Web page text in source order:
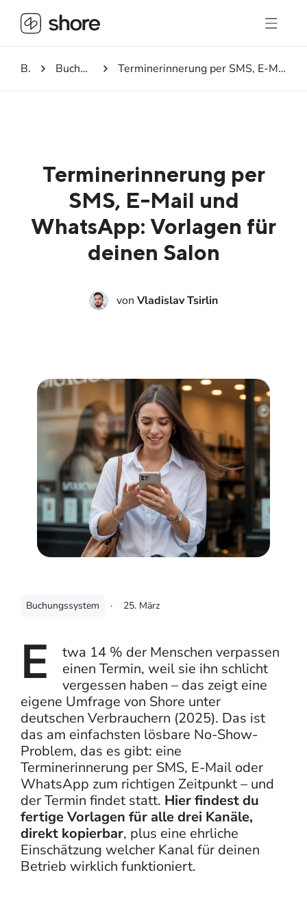
Blog Buchungssystem Terminerinnerung per SMS, E-Mail und WhatsApp: Vorlagen für deinen Salon
Terminerinnerung per
SMS, E-Mail und
WhatsApp: Vorlagen für
deinen Salon
von Vladislav Tsirlin
Buchungssystem · 25. März
E
twa 14 % der Menschen verpassen
einen Termin, weil sie ihn schlicht
vergessen haben – das zeigt eine
eigene Umfrage von Shore unter
deutschen Verbrauchern (2025). Das ist
das am einfachsten lösbare No-Show-
Problem, das es gibt: eine
Terminerinnerung per SMS, E-Mail oder
WhatsApp zum richtigen Zeitpunkt – und
der Termin findet statt. Hier findest du
fertige Vorlagen für alle drei Kanäle,
direkt kopierbar, plus eine ehrliche
Einschätzung welcher Kanal für deinen
Betrieb wirklich funktioniert.